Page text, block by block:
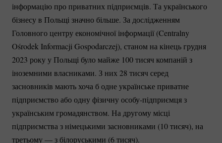
інформацію про приватних підприємців. Та українського
бізнесу в Польщі значно більше. За дослідженням
Головного центру економічної інформації (Centralny
Ośrodek Informacji Gospodarczej), станом на кінець грудня
2023 року у Польщі було майже 100 тисяч компаній з
іноземними власниками. З них 28 тисяч серед
засновників мають хоча б одне українське приватне
підприємство або одну фізичнуособу-підприємця з
українським громадянством. На другому місці
підприємства з німецькими засновниками (10 тисяч), на
третьому — з білоруськими (6 тисяч).